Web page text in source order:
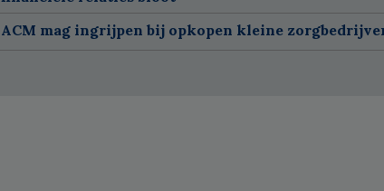
ACM mag ingrijpen bij opkopen kleine